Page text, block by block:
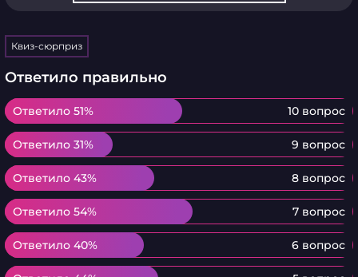
Квиз-сюрприз
Ответило правильно
Ответило 51% 10 вопрос
Ответило 51%
Ответило 31% 9 вопрос
Ответило 31%
Ответило 43% 8 вопрос
Ответило 43%
Ответило 54% 7 вопрос
Ответило 54%
Ответило 40% 6 вопрос
Ответило 40%